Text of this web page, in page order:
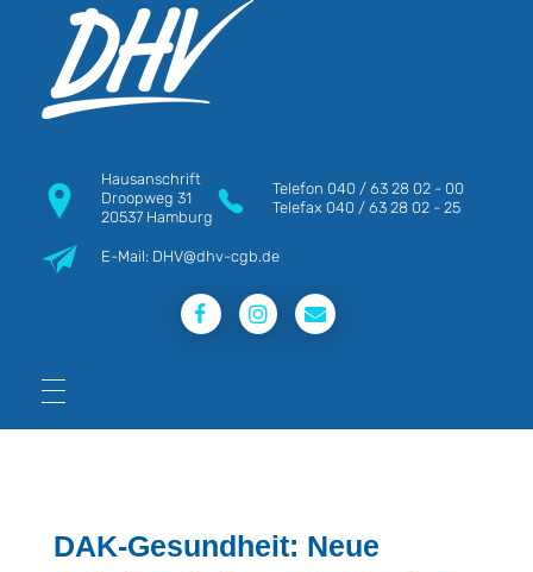
Hausanschrift
Droopweg 31
20537 Hamburg
Telefon 040 / 63 28 02 - 00
Telefax 040 / 63 28 02 - 25
E-Mail: DHV@dhv-cgb.de
DAK-Gesundheit: Neue